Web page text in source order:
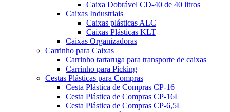
Caixa Dobrável CD-40 de 40 litros
Caixas Industriais
Caixas plásticas ALC
Caixas Plásticas KLT
Caixas Organizadoras
Carrinho para Caixas
Carrinho tartaruga para transporte de caixas
Carrinho para Picking
Cestas Plásticas para Compras
Cesta Plástica de Compras CP-16
Cesta Plástica de Compras CP-16L
Cesta Plástica de Compras CP-6,5L